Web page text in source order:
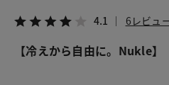
4.1 6レビュ
【冷えから自由に。Nukle】
LINE X